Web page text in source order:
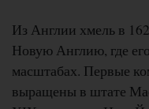
Из Англии хмель в
Новую Англию, где
масштабах. Первые
выращены в штате